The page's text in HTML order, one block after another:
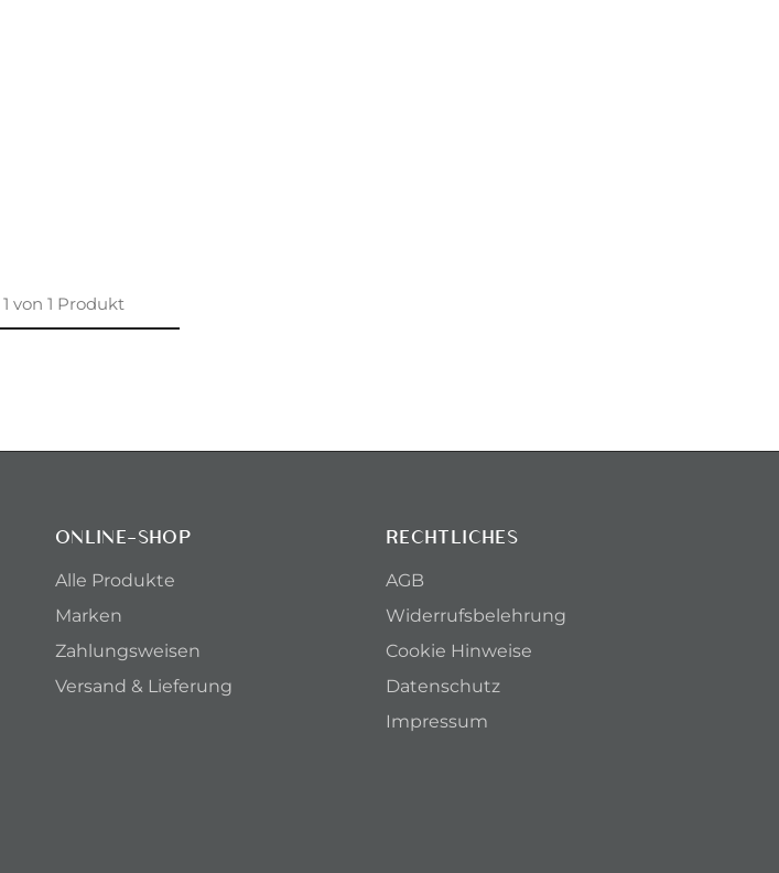
1 von 1 Produkt
ONLINE-SHOP
Alle Produkte
Marken
Zahlungsweisen
Versand & Lieferung
RECHTLICHES
AGB
Widerrufsbelehrung
Cookie Hinweise
Datenschutz
Impressum